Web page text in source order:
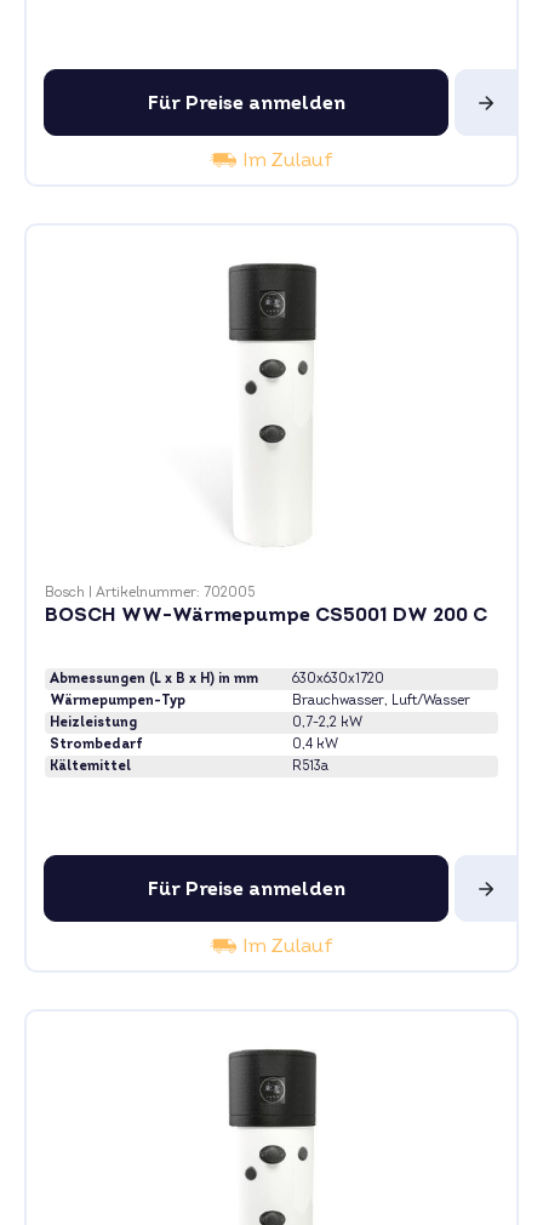
Für Preise anmelden
Im Zulauf
Bosch Artikelnummer: 702005
BOSCH WW-Wärmepumpe CS5001 DW 200 C
Abmessungen (L x B x H) in mm
630x630x1720
Wärmepumpen-Typ
Brauchwasser, Luft/Wasser
Heizleistung
0,7-2,2 kW
Strombedarf
0,4 kW
Kältemittel
R513a
Für Preise anmelden
Im Zulauf